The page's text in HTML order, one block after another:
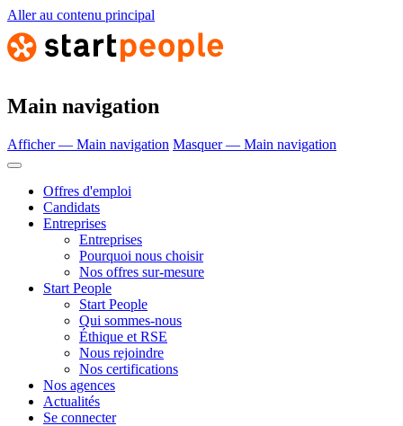
Aller au contenu principal
Main navigation
Afficher — Main navigation Masquer — Main navigation
Offres d'emploi
Candidats
Entreprises
Entreprises
Pourquoi nous choisir
Nos offres sur-mesure
Start People
Start People
Qui sommes-nous
Éthique et RSE
Nous rejoindre
Nos certifications
Nos agences
Actualités
Se connecter